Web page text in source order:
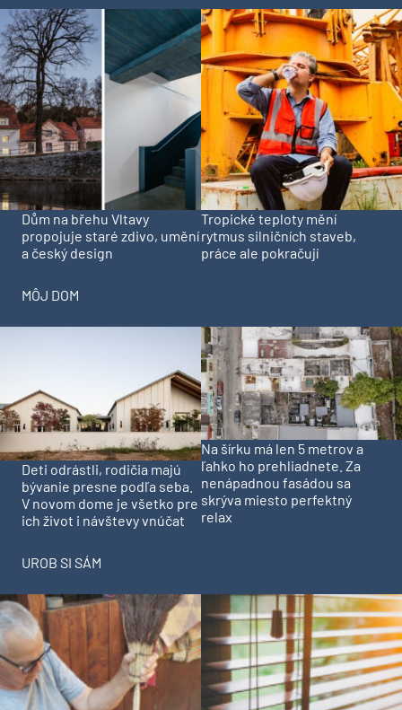
Dům na břehu Vltavy
propojuje staré zdivo, umění
a český design
Tropické teploty mění
rytmus silničních staveb,
práce ale pokračují
MÔJ DOM
Deti odrástli, rodičia majú
bývanie presne podľa seba.
V novom dome je všetko pre
ich život i návštevy vnúčat
Na šírku má len 5 metrov a
ľahko ho prehliadnete. Za
nenápadnou fasádou sa
skrýva miesto perfektný
relax
UROB SI SÁM